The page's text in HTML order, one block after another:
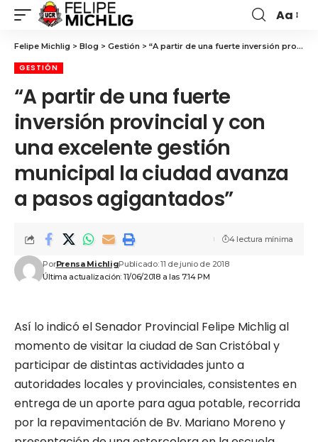
Aa
Felipe Michlig > Blog > Gestión > “A partir de una fuerte inversión provincial y con una excelente gestión municipal la ciudad avanza a pasos agigantados”
GESTIÓN
“A partir de una fuerte
inversión provincial y con
una excelente gestión
municipal la ciudad avanza
a pasos agigantados”
Última actualización: 11/06/2018 a las 7:14 PM
PorPrensa MichligPublicado: 11 de junio de 2018
4 lectura mínima
Así lo indicó el Senador Provincial Felipe Michlig al
momento de visitar la ciudad de San Cristóbal y
participar de distintas actividades junto a
autoridades locales y provinciales, consistentes en
entrega de un aporte para agua potable, recorrida
por la repavimentación de Bv. Mariano Moreno y